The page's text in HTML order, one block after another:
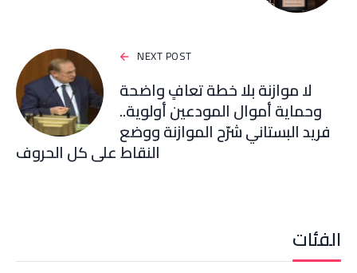
NEXT POST
لا موازنة بلا خطة تعافٍ واضحة
وحماية أموال المودعين أولوية..
فريد البستاني شرّح الموازنة ووضع
النقاط على كل الحروف
الفئات